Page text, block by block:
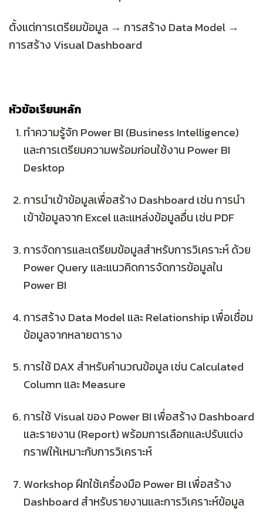
ตั้งแต่การเตรียมข้อมูล → การสร้าง Data Model →
การสร้าง Visual Dashboard
หัวข้อเรียนหลัก
ทำความรู้จัก Power BI (Business Intelligence)
และการเตรียมความพร้อมก่อนใช้งาน Power BI
Desktop
การนำเข้าข้อมูลเพื่อสร้าง Dashboard เช่น การนำ
เข้าข้อมูลจาก Excel และแหล่งข้อมูลอื่น เช่น PDF
การจัดการและเตรียมข้อมูลสำหรับการวิเคราะห์ด้วย
Power Query และแนวคิดการจัดการข้อมูลใน
Power BI
การสร้าง Data Model และ Relationship เพื่อเชื่อม
ข้อมูลจากหลายตาราง
การใช้ DAX สำหรับคำนวณข้อมูล เช่น Calculated
Column และ Measure
การใช้ Visual ของ Power BI เพื่อสร้าง Dashboard
และรายงาน (Report)พร้อมการเลือกและปรับแต่ง
กราฟให้เหมาะกับการวิเคราะห์
Workshop ฝึกใช้เครื่องมือ Power BI เพื่อสร้าง
Dashboard สำหรับรายงานและการวิเคราะห์ข้อมูล